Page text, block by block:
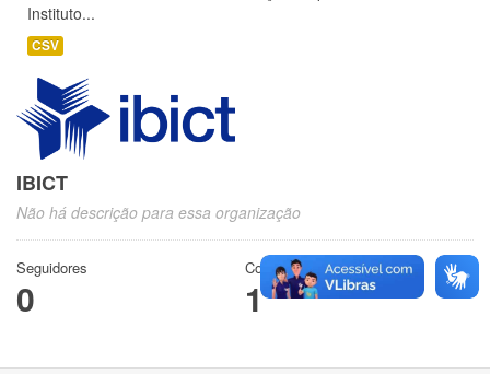
Instituto...
CSV
IBICT
Não há descrição para essa organização
Seguidores
0
Conjuntos de dados
1